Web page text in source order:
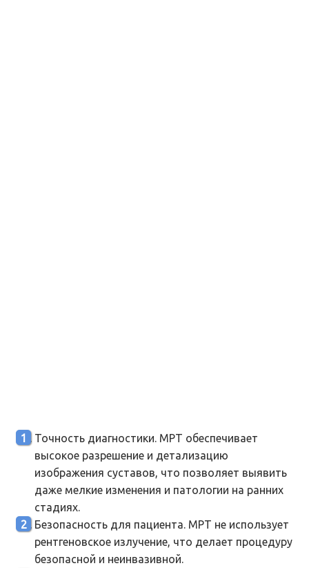
Точность диагностики. МРТ обеспечивает
высокое разрешение и детализацию
изображения суставов, что позволяет выявить
даже мелкие изменения и патологии на ранних
стадиях.
Безопасность для пациента. МРТ не использует
рентгеновское излучение, что делает процедуру
безопасной и неинвазивной.